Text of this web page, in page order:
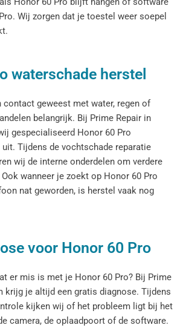
Wij zorgen dat je toestel weer soepel
waterschade herstel
contact geweest met water, regen of
belangrijk. Bij Prime Repair in
gespecialiseerd Honor 60 Pro
Tijdens de vochtschade reparatie
wij de interne onderdelen om verdere
wanneer je zoekt op Honor 60 Pro
nat geworden, is herstel vaak nog
voor Honor 60 Pro
er mis is met je Honor 60 Pro? Bij Prime
krijg je altijd een gratis diagnose. Tijdens
kijken wij of het probleem ligt bij het
camera, de oplaadpoort of de software.